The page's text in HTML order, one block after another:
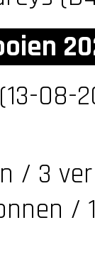
(13-08-
/ 3
/